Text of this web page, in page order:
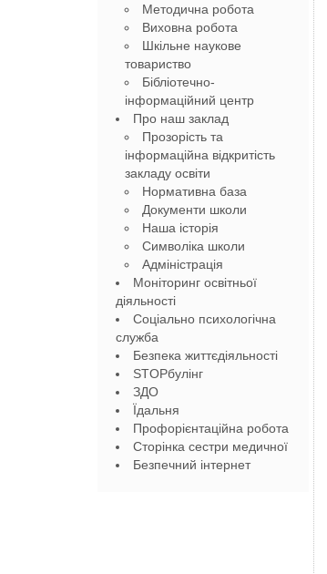
Методична робота
Виховна робота
Шкільне наукове
товариство
Бібліотечно-
інформаційний центр
Про наш заклад
Прозорість та
інформаційна відкритість
закладу освіти
Нормативна база
Документи школи
Наша історія
Символіка школи
Адміністрація
Моніторинг освітньої
діяльності
Соціально психологічна
служба
Безпека життєдіяльності
STOPбулінг
ЗДО
Їдальня
Профорієнтаційна робота
Сторінка сестри медичної
Безпечний інтернет